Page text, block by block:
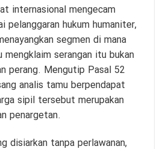
internasional mengecam
pelanggaran hukum humaniter,
segmen di mana
mengklaim serangan itu bukan
perang. Mengutip Pasal 52
analis tamu berpendapat
sipil tersebut merupakan
penargetan.
disiarkan tanpa perlawanan,